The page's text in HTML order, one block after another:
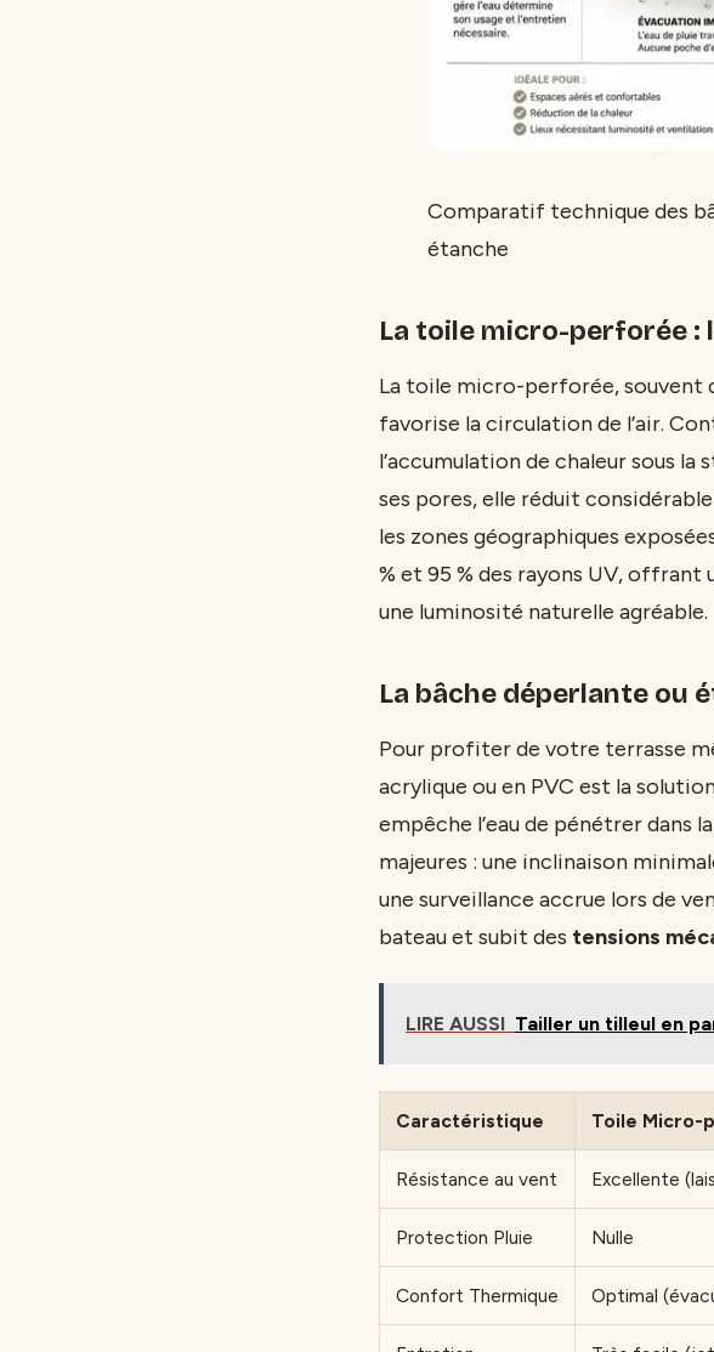
Comparatif technique des
étanche
La toile micro-perforée :
La toile micro-perforée, souvent
favorise la circulation de l’air.
l’accumulation de chaleur sous la
ses pores, elle réduit
les zones géographiques
% et 95 % des rayons UV, offrant
une luminosité naturelle agréable.
La bâche déperlante ou
Pour profiter de votre terrasse
acrylique ou en PVC est la
empêche l’eau de pénétrer
majeures : une inclinaison
une surveillance accrue lors de
bateau et subit des tensions
LIRE AUSSI Tailler un tilleul en
Caractéristique Toile Micro-
Résistance au vent Excellente
Protection Pluie Nulle
Confort Thermique Optimal